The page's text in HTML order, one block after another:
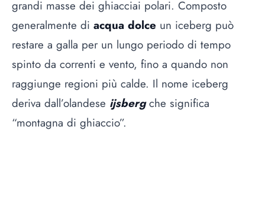
grandi masse dei ghiacciai polari. Composto
generalmente di acqua dolce un iceberg può
restare a galla per un lungo periodo di tempo
spinto da correnti e vento, fino a quando non
raggiunge regioni più calde. Il nome iceberg
deriva dall’olandese ijsberg che significa
“montagna di ghiaccio”.